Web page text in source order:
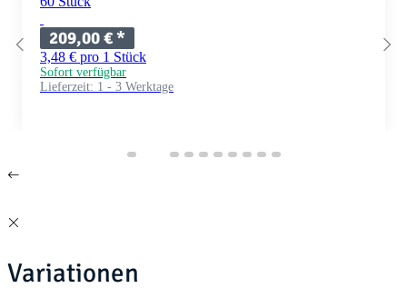
209,00 €*
3,48 € pro 1 Stück
Sofort verfügbar
Lieferzeit: 1 - 3 Werktage
Variationen